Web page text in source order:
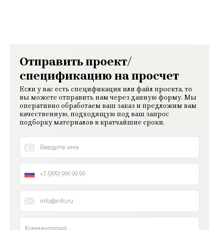
Отправить проект/
спецификацию на просчет
Если у вас есть спецификация или файл проекта, то
вы можете отправить нам через данную форму. Мы
оперативно обработаем ваш заказ и предложим вам
качественную, подходящую под ваш запрос
подборку материалов в кратчайшие сроки.